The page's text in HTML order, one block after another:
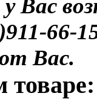
Вас
Вас.
товаре: